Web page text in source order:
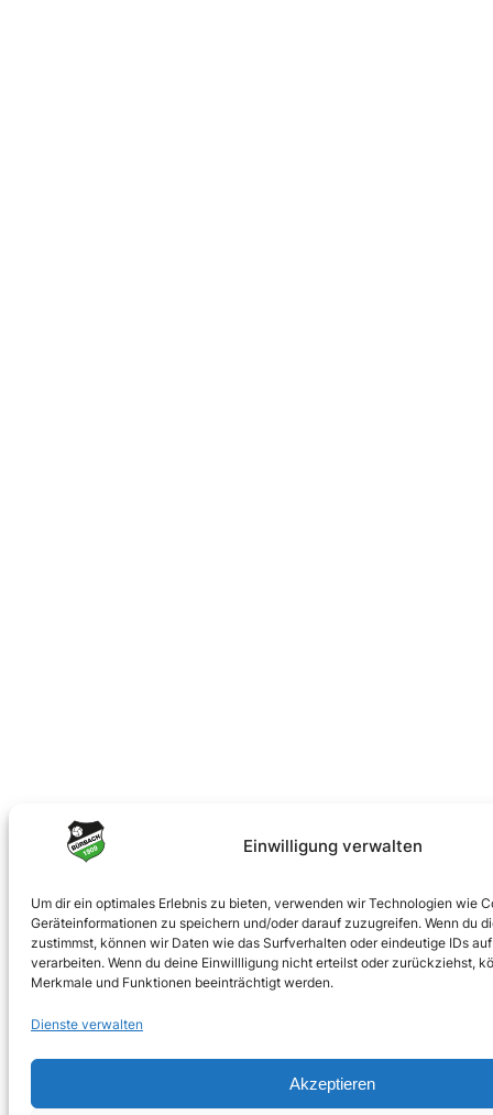
Einwilligung verwalten
Um dir ein optimales Erlebnis zu bieten, verwenden wir Technologien wie
Geräteinformationen zu speichern und/oder darauf zuzugreifen. Wenn du
zustimmst, können wir Daten wie das Surfverhalten oder eindeutige IDs
verarbeiten. Wenn du deine Einwillligung nicht erteilst oder zurückziehst,
Merkmale und Funktionen beeinträchtigt werden.
Dienste verwalten
Akzeptieren